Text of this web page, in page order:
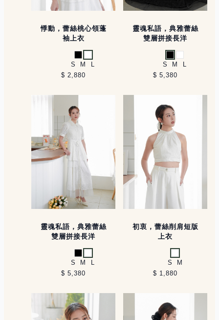
悸動，蕾絲桃心領蓬
袖上衣
黑 白
S M
L
$ 2,880
靈魂私語，典雅蕾絲
雙層拼接長洋
黑 白
S M
L
$ 5,380
靈魂私語，典雅蕾絲
雙層拼接長洋
黑 白
S M
L
$ 5,380
初衷，蕾絲削肩短版
上衣
白
S
M
$ 1,880